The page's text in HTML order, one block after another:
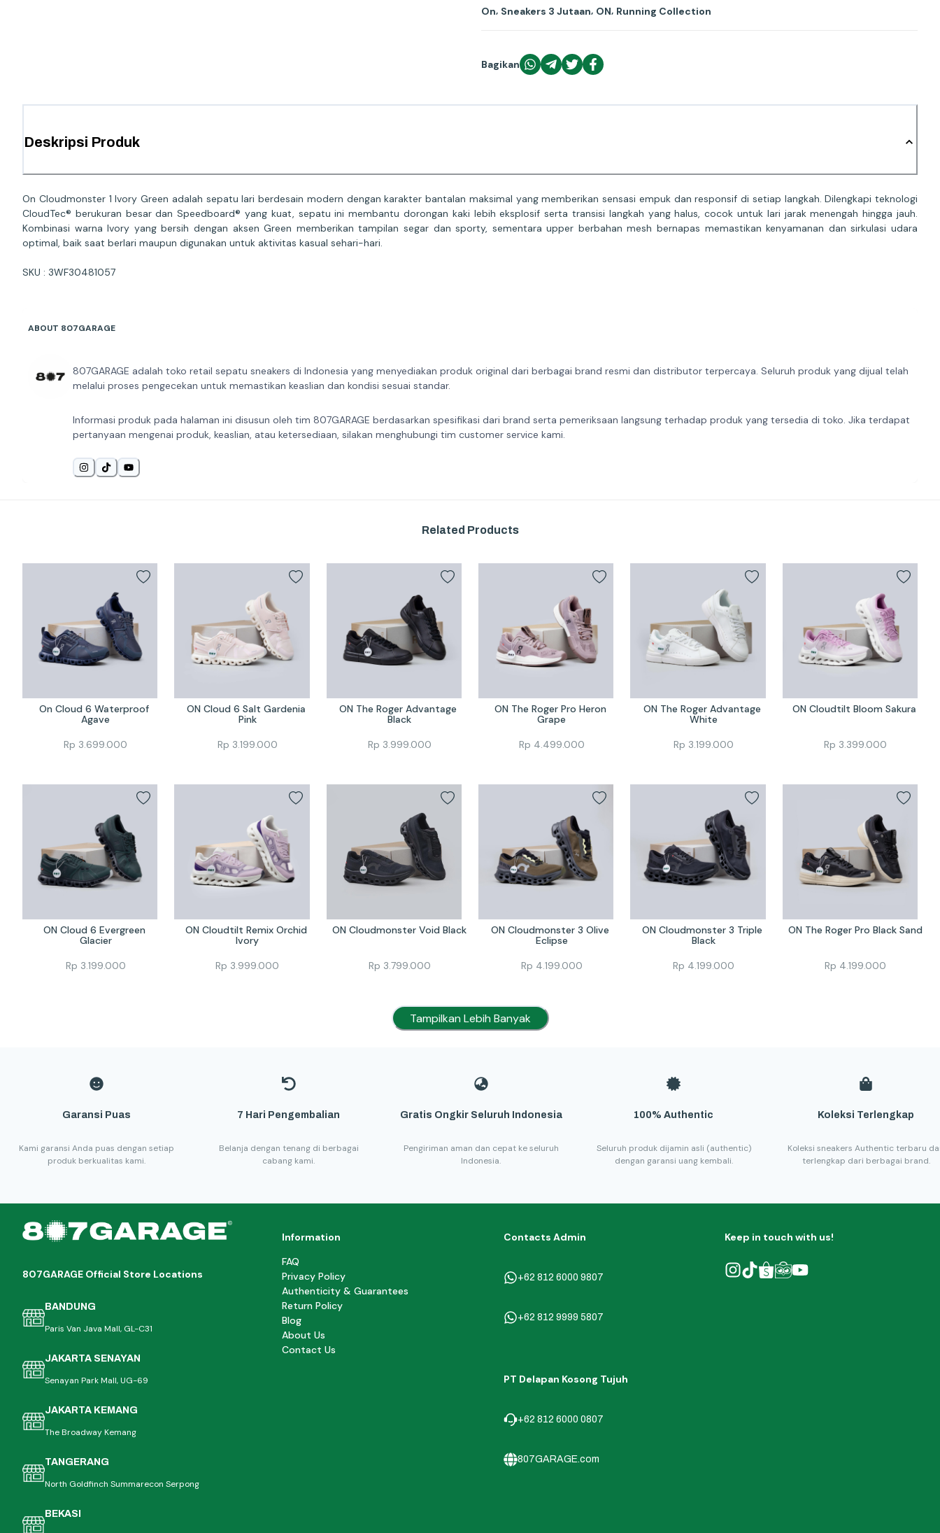
On, Sneakers 3 Jutaan, ON, Running Collection
Bagikan
Deskripsi Produk
On Cloudmonster 1 Ivory Green adalah sepatu lari berdesain modern dengan karakter bantalan maksimal yang memberikan sensasi empuk dan responsif di setiap langkah. Dilengkapi teknologi
CloudTec® berukuran besar dan Speedboard® yang kuat, sepatu ini membantu dorongan kaki lebih eksplosif serta transisi langkah yang halus, cocok untuk lari jarak menengah hingga jauh.
Kombinasi warna Ivory yang bersih dengan aksen Green memberikan tampilan segar dan sporty, sementara upper berbahan mesh bernapas memastikan kenyamanan dan sirkulasi udara
optimal, baik saat berlari maupun digunakan untuk aktivitas kasual sehari-hari.
SKU : 3WF30481057
ABOUT 807GARAGE
807GARAGE adalah toko retail sepatu sneakers di Indonesia yang menyediakan produk original dari berbagai brand resmi dan distributor terpercaya. Seluruh produk yang dijual telah
melalui proses pengecekan untuk memastikan keaslian dan kondisi sesuai standar.
Informasi produk pada halaman ini disusun oleh tim 807GARAGE berdasarkan spesifikasi dari brand serta pemeriksaan langsung terhadap produk yang tersedia di toko. Jika terdapat
pertanyaan mengenai produk, keaslian, atau ketersediaan, silakan menghubungi tim customer service kami.
Related Products
On Cloud 6 Waterproof
Agave
Rp 3.699.000
ON Cloud 6 Salt Gardenia
Pink
Rp 3.199.000
ON The Roger Advantage
Black
Rp 3.999.000
ON The Roger Pro Heron
Grape
Rp 4.499.000
ON The Roger Advantage
White
Rp 3.199.000
ON Cloudtilt Bloom Sakura
Rp 3.399.000
ON Cloud 6 Evergreen
Glacier
Rp 3.199.000
ON Cloudtilt Remix Orchid
Ivory
Rp 3.999.000
ON Cloudmonster Void Black
Rp 3.799.000
ON Cloudmonster 3 Olive
Eclipse
Rp 4.199.000
ON Cloudmonster 3 Triple
Black
Rp 4.199.000
ON The Roger Pro Black Sand
Rp 4.199.000
Tampilkan Lebih Banyak
Garansi Puas
Kami garansi Anda puas dengan setiap
produk berkualitas kami.
7 Hari Pengembalian
Belanja dengan tenang di berbagai
cabang kami.
Gratis Ongkir Seluruh Indonesia
Pengiriman aman dan cepat ke seluruh
Indonesia.
100% Authentic
Seluruh produk dijamin asli (authentic)
dengan garansi uang kembali.
Koleksi Terlengkap
Koleksi sneakers Authentic terbaru
terlengkap dari berbagai brand.
807GARAGE Official Store Locations
BANDUNG
Paris Van Java Mall, GL-C31
JAKARTA SENAYAN
Senayan Park Mall, UG-69
JAKARTA KEMANG
The Broadway Kemang
TANGERANG
North Goldfinch Summarecon Serpong
BEKASI
Information
FAQ
Privacy Policy
Authenticity & Guarantees
Return Policy
Blog
About Us
Contact Us
Contacts Admin
+62 812 6000 9807
+62 812 9999 5807
PT Delapan Kosong Tujuh
+62 812 6000 0807
807GARAGE.com
Keep in touch with us!